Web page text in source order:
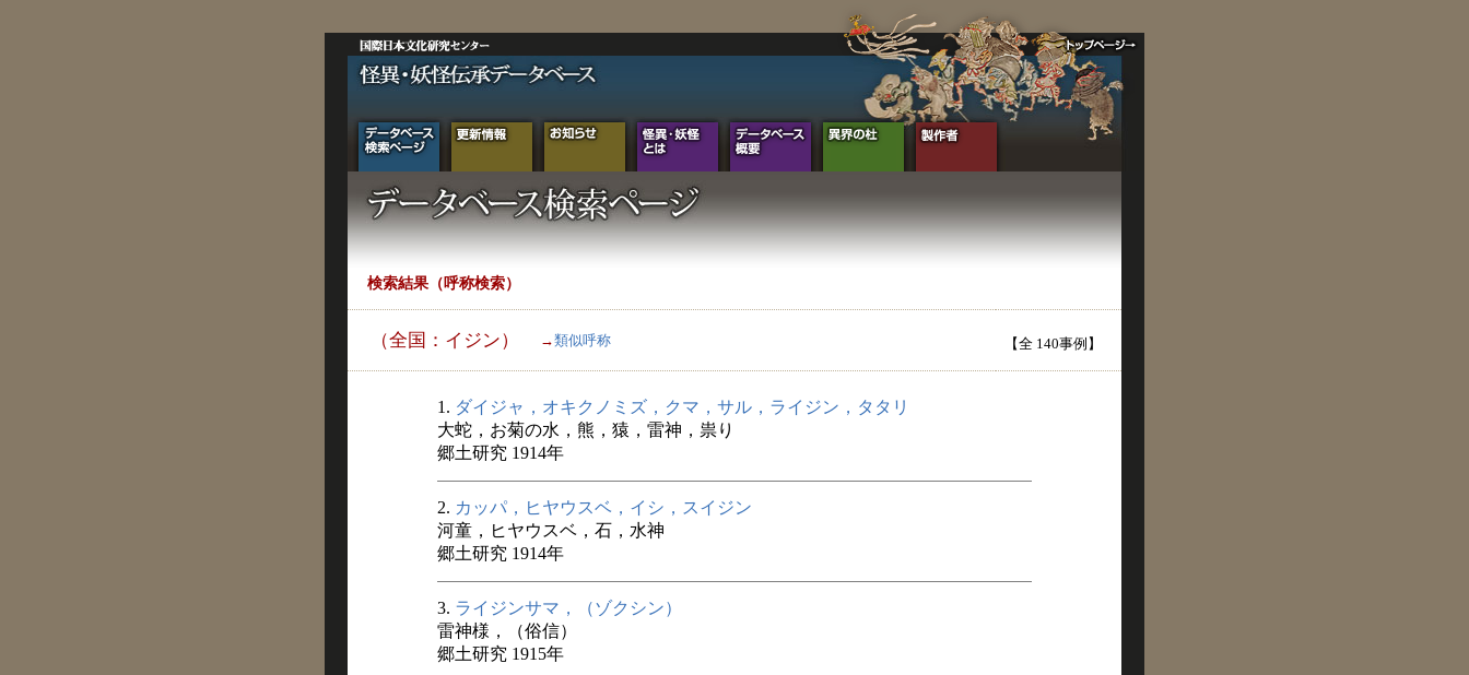
検索結果（呼称検索）
（全国：イジン） →類似呼称 【全 140事例】
1. ダイジャ，オキクノミズ，クマ，サル，ライジン，タタリ
大蛇，お菊の水，熊，猿，雷神，祟り
郷土研究 1914年
2. カッパ，ヒヤウスベ，イシ，スイジン
河童，ヒヤウスベ，石，水神
郷土研究 1914年
3. ライジンサマ，（ゾクシン）
雷神様，（俗信）
郷土研究 1915年